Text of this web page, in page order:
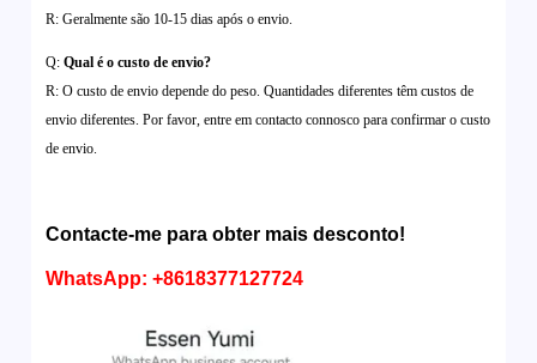
R: Geralmente são 10-15 dias após o envio.
Q:Qual é o custo de envio?
R: O custo de envio depende do peso. Quantidades diferentes têm custos de
envio diferentes. Por favor, entre em contacto connosco para confirmar o custo
de envio.
Contacte-me para obter mais desconto!
WhatsApp: +8618377127724